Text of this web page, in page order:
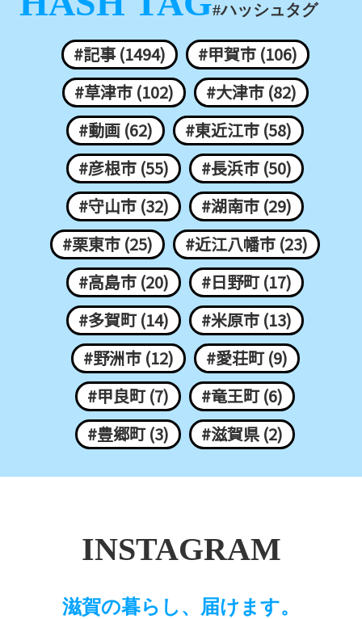
#ハッシュタグ
#記事 (1494)
#甲賀市 (106)
#草津市 (102)
#大津市 (82)
#動画 (62)
#東近江市 (58)
#彦根市 (55)
#長浜市 (50)
#守山市 (32)
#湖南市 (29)
#栗東市 (25)
#近江八幡市 (23)
#高島市 (20)
#日野町 (17)
#多賀町 (14)
#米原市 (13)
#野洲市 (12)
#愛荘町 (9)
#甲良町 (7)
#竜王町 (6)
#豊郷町 (3)
#滋賀県 (2)
INSTAGRAM
滋賀の暮らし、届けます。